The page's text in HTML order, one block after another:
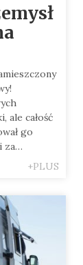
ale całość
go
za…
+PLUS